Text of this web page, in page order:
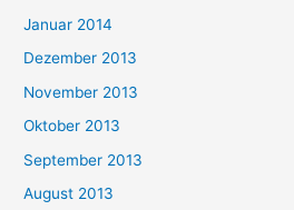
Januar 2014
Dezember 2013
November 2013
Oktober 2013
September 2013
August 2013